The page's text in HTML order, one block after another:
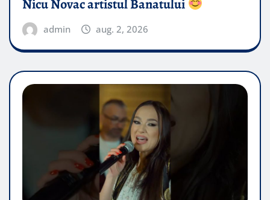
Nicu Novac artistul Banatului
admin aug. 2, 2026